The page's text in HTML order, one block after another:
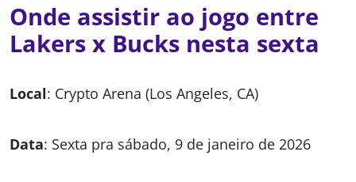
Onde assistir ao jogo entre
Lakers x Bucks nesta sexta
Local: Crypto Arena (Los Angeles, CA)
Data: Sexta pra sábado, 9 de janeiro de 2026